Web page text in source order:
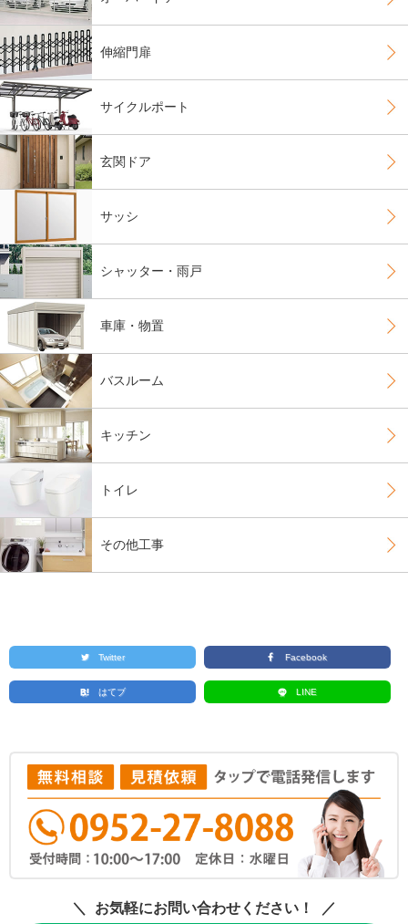
伸縮門扉
サイクルポート
玄関ドア
サッシ
シャッター・雨戸
車庫・物置
バスルーム
キッチン
トイレ
その他工事
Twitter Facebook
はてブ LINE
お気軽にお問い合わせください！